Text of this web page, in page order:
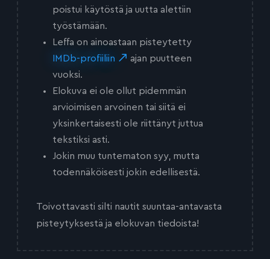
poistui käytöstä ja uutta alettiin
työstämään.
Leffa on ainoastaan pisteytetty
IMDb-profiiliin
ajan puutteen
vuoksi.
Elokuva ei ole ollut pidemmän
arvioimisen arvoinen tai siitä ei
yksinkertaisesti ole riittänyt juttua
tekstiksi asti.
Jokin muu tuntematon syy, mutta
todennäköisesti jokin edellisestä.
Toivottavasti silti nautit suuntaa-antavasta
pisteytyksestä ja elokuvan tiedoista!